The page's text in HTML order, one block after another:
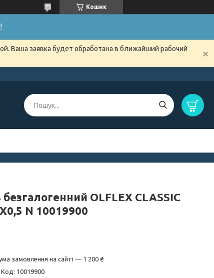
Кошик
Ваша заявка будет обработана в ближайший рабочий
OLFLEX CLASSIC
N 10019900
замовлення на сайті — 1 200 ₴
Код: 10019900